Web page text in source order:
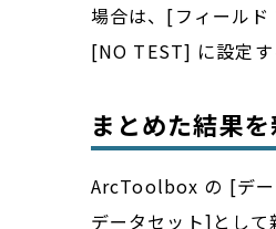
場合は、[フィール
[NO TEST] に設定す
まとめた結果
ArcToolbox の [デー
データセット]として